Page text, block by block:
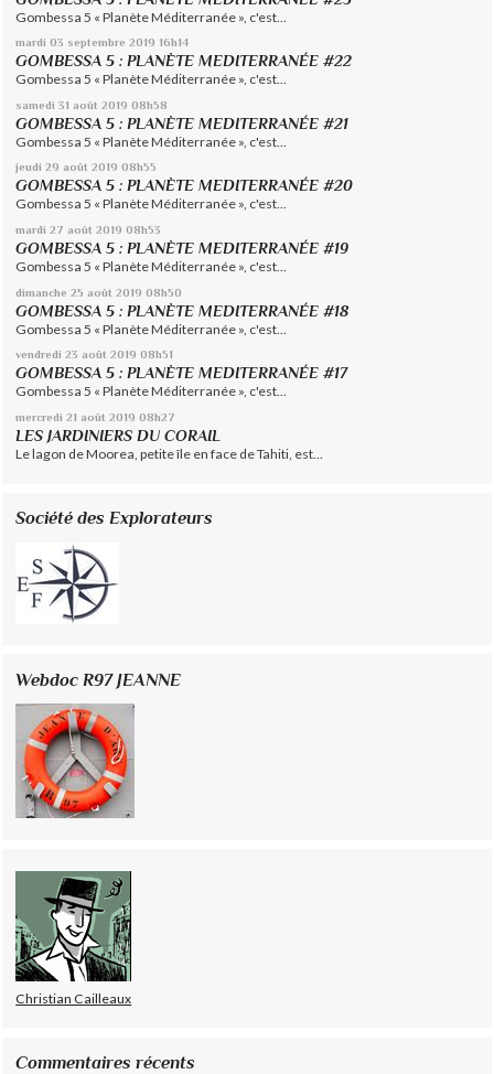
Gombessa 5 « Planète Méditerranée », c'est...
mardi 03 septembre 2019 16h14
GOMBESSA 5 : PLANÈTE MEDITERRANÉE #22
Gombessa 5 « Planète Méditerranée », c'est...
samedi 31 août 2019 08h58
GOMBESSA 5 : PLANÈTE MEDITERRANÉE #21
Gombessa 5 « Planète Méditerranée », c'est...
jeudi 29 août 2019 08h55
GOMBESSA 5 : PLANÈTE MEDITERRANÉE #20
Gombessa 5 « Planète Méditerranée », c'est...
mardi 27 août 2019 08h53
GOMBESSA 5 : PLANÈTE MEDITERRANÉE #19
Gombessa 5 « Planète Méditerranée », c'est...
dimanche 25 août 2019 08h50
GOMBESSA 5 : PLANÈTE MEDITERRANÉE #18
Gombessa 5 « Planète Méditerranée », c'est...
vendredi 23 août 2019 08h51
GOMBESSA 5 : PLANÈTE MEDITERRANÉE #17
Gombessa 5 « Planète Méditerranée », c'est...
mercredi 21 août 2019 08h27
LES JARDINIERS DU CORAIL
Le lagon de Moorea, petite île en face de Tahiti, est...
Société des Explorateurs
Webdoc R97 JEANNE
Christian Cailleaux
Commentaires récents